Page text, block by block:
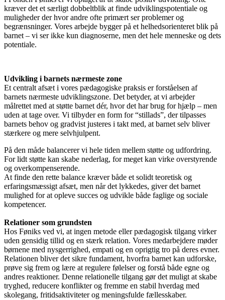
kræver det et særligt dobbeltblik at finde udviklingspotentiale og
muligheder der hvor andre ofte primært ser problemer og
begrænsninger. Vores arbejde bygger på et helhedsorienteret blik på
barnet – vi ser ikke kun diagnoserne, men det hele menneske og dets
potentiale.
Udvikling i barnets nærmeste zone
Et centralt afsæt i vores pædagogiske praksis er forståelsen af
barnets nærmeste udviklingszone. Det betyder, at vi arbejder
målrettet med at støtte barnet dér, hvor det har brug for hjælp – men
uden at tage over. Vi tilbyder en form for “stillads”, der tilpasses
barnets behov og gradvist justeres i takt med, at barnet selv bliver
stærkere og mere selvhjulpent.
På den måde balancerer vi hele tiden mellem støtte og udfordring.
For lidt støtte kan skabe nederlag, for meget kan virke overstyrende
og overkompenserende.
At finde den rette balance kræver både et solidt teoretisk og
erfaringsmæssigt afsæt, men når det lykkedes, giver det barnet
mulighed for at opleve succes og udvikle både faglige og sociale
kompetencer.
Relationer som grundsten
Hos Føniks ved vi, at ingen metode eller pædagogisk tilgang virker
uden gensidig tillid og en stærk relation. Vores medarbejdere møder
børnene med nysgerrighed, empati og en oprigtig tro på deres evner.
Relationen bliver det sikre fundament, hvorfra barnet kan udforske,
prøve sig frem og lære at regulere følelser og forstå både egne og
andres reaktioner. Denne relationelle tilgang gør det muligt at skabe
tryghed, reducere konflikter og fremme en stabil hverdag med
skolegang, fritidsaktiviteter og meningsfulde fællesskaber.